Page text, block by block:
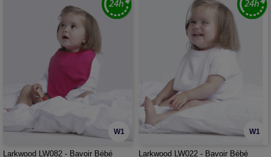
W1
Larkwood LW082 - Bavoir Bébé
W1
Larkwood LW022 - Bavoir Bébé